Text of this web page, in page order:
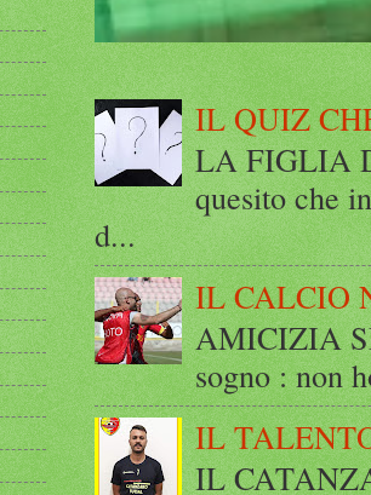
IL QUIZ
LA FIGLIA
quesito che
d...
IL CALCIO
AMICIZIA
sogno : non
IL
IL